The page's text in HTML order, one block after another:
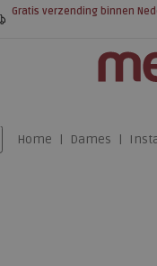
Gratis verzending binnen
Home Dames